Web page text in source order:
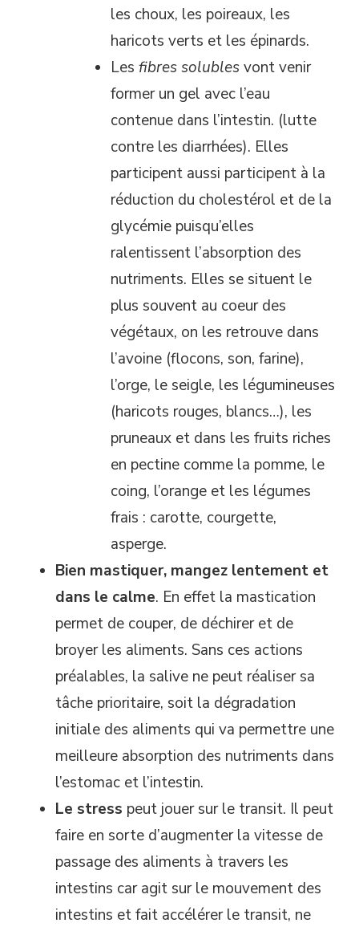
les choux, les poireaux, les
haricots verts et les épinards.
Les fibres solublesvont venir
former un gel avec l’eau
contenue dans l’intestin. (lutte
contre les diarrhées). Elles
participent aussi participent à la
réduction du cholestérol et de la
glycémie puisqu’elles
ralentissent l’absorption des
nutriments. Elles se situent le
plus souvent au coeur des
végétaux, on les retrouve dans
l’avoine (flocons, son, farine),
l’orge, le seigle, les légumineuses
(haricots rouges, blancs…), les
pruneaux et dans les fruits riches
en pectine comme la pomme, le
coing, l’orange et les légumes
frais : carotte, courgette,
asperge.
Bien mastiquer, mangez lentement et
dans le calme. En effet la mastication
permet de couper, de déchirer et de
broyer les aliments. Sans ces actions
préalables, la salive ne peut réaliser sa
tâche prioritaire, soit la dégradation
initiale des aliments qui va permettre une
meilleure absorption des nutriments dans
l’estomac et l’intestin.
Le stress peut jouer sur le transit. Il peut
faire en sorte d’augmenter la vitesse de
passage des aliments à travers les
intestins car agit sur le mouvement des
intestins et fait accélérer le transit, ne